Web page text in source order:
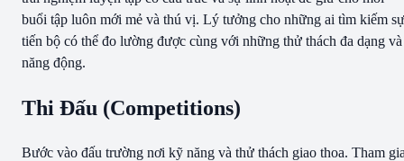
buổi tập luôn mới mẻ và thú vị. Lý tưởng cho những ai tìm kiếm sự
tiến bộ có thể đo lường được cùng với những thử thách đa dạng và
năng động.
Thi Đấu (Competitions)
Bước vào đấu trường nơi kỹ năng và thử thách giao thoa. Tham